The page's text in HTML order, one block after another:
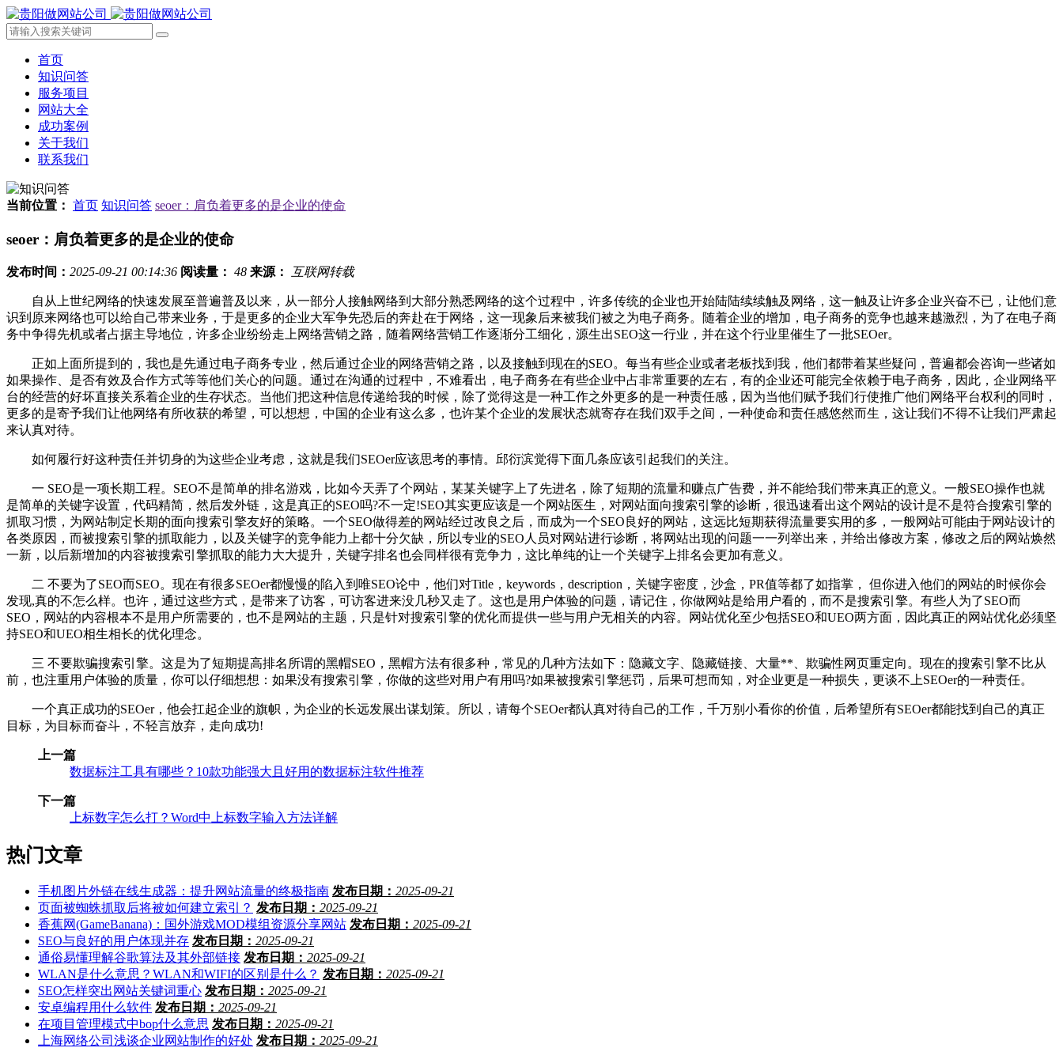
首页
知识问答
服务项目
网站大全
成功案例
关于我们
联系我们
当前位置： 首页 知识问答 seoer：肩负着更多的是企业的使命
seoer：肩负着更多的是企业的使命
发布时间： 2025-09-21 00:14:36 阅读量： 48 来源： 互联网转载
自从上世纪网络的快速发展至普遍普及以来，从一部分人接触网络到大部分熟悉网络的这个过程中，许多传统的企业也开始陆陆续续触及网络，这一触及让许多企业兴奋不已，让他们意
识到原来网络也可以给自己带来业务，于是更多的企业大军争先恐后的奔赴在于网络，这一现象后来被我们被之为电子商务。随着企业的增加，电子商务的竞争也越来越激烈，为了在电子商
务中争得先机或者占据主导地位，许多企业纷纷走上网络营销之路，随着网络营销工作逐渐分工细化，源生出SEO这一行业，并在这个行业里催生了一批SEOer。
正如上面所提到的，我也是先通过电子商务专业，然后通过企业的网络营销之路，以及接触到现在的SEO。每当有些企业或者老板找到我，他们都带着某些疑问，普遍都会咨询一些诸如
如果操作、是否有效及合作方式等等他们关心的问题。通过在沟通的过程中，不难看出，电子商务在有些企业中占非常重要的左右，有的企业还可能完全依赖于电子商务，因此，企业网络平
台的经营的好坏直接关系着企业的生存状态。当他们把这种信息传递给我的时候，除了觉得这是一种工作之外更多的是一种责任感，因为当他们赋予我们行使推广他们网络平台权利的同时，
更多的是寄予我们让他网络有所收获的希望，可以想想，中国的企业有这么多，也许某个企业的发展状态就寄存在我们双手之间，一种使命和责任感悠然而生，这让我们不得不让我们严肃起
来认真对待。
如何履行好这种责任并切身的为这些企业考虑，这就是我们SEOer应该思考的事情。邱衍滨觉得下面几条应该引起我们的关注。
一 SEO是一项长期工程。SEO不是简单的排名游戏，比如今天弄了个网站，某某关键字上了先进名，除了短期的流量和赚点广告费，并不能给我们带来真正的意义。一般SEO操作也就
是简单的关键字设置，代码精简，然后发外链，这是真正的SEO吗?不一定!SEO其实更应该是一个网站医生，对网站面向搜索引擎的诊断，很迅速看出这个网站的设计是不是符合搜索引擎的
抓取习惯，为网站制定长期的面向搜索引擎友好的策略。一个SEO做得差的网站经过改良之后，而成为一个SEO良好的网站，这远比短期获得流量要实用的多，一般网站可能由于网站设计的
各类原因，而被搜索引擎的抓取能力，以及关键字的竞争能力上都十分欠缺，所以专业的SEO人员对网站进行诊断，将网站出现的问题一一列举出来，并给出修改方案，修改之后的网站焕然
一新，以后新增加的内容被搜索引擎抓取的能力大大提升，关键字排名也会同样很有竞争力，这比单纯的让一个关键字上排名会更加有意义。
二 不要为了SEO而SEO。现在有很多SEOer都慢慢的陷入到唯SEO论中，他们对Title，keywords，description，关键字密度，沙盒，PR值等都了如指掌， 但你进入他们的网站的时候你会
发现,真的不怎么样。也许，通过这些方式，是带来了访客，可访客进来没几秒又走了。这也是用户体验的问题，请记住，你做网站是给用户看的，而不是搜索引擎。有些人为了SEO而
SEO，网站的内容根本不是用户所需要的，也不是网站的主题，只是针对搜索引擎的优化而提供一些与用户无相关的内容。网站优化至少包括SEO和UEO两方面，因此真正的网站优化必须坚
持SEO和UEO相生相长的优化理念。
三 不要欺骗搜索引擎。这是为了短期提高排名所谓的黑帽SEO，黑帽方法有很多种，常见的几种方法如下：隐藏文字、隐藏链接、大量**、欺骗性网页重定向。现在的搜索引擎不比从
前，也注重用户体验的质量，你可以仔细想想：如果没有搜索引擎，你做的这些对用户有用吗?如果被搜索引擎惩罚，后果可想而知，对企业更是一种损失，更谈不上SEOer的一种责任。
一个真正成功的SEOer，他会扛起企业的旗帜，为企业的长远发展出谋划策。所以，请每个SEOer都认真对待自己的工作，千万别小看你的价值，后希望所有SEOer都能找到自己的真正
目标，为目标而奋斗，不轻言放弃，走向成功!
上一篇
数据标注工具有哪些？10款功能强大且好用的数据标注软件推荐
下一篇
上标数字怎么打？Word中上标数字输入方法详解
热门文章
手机图片外链在线生成器：提升网站流量的终极指南 发布日期： 2025-09-21
页面被蜘蛛抓取后将被如何建立索引？ 发布日期： 2025-09-21
香蕉网(GameBanana)：国外游戏MOD模组资源分享网站 发布日期： 2025-09-21
SEO与良好的用户体现并存 发布日期： 2025-09-21
通俗易懂理解谷歌算法及其外部链接 发布日期： 2025-09-21
WLAN是什么意思？WLAN和WIFI的区别是什么？ 发布日期： 2025-09-21
SEO怎样突出网站关键词重心 发布日期： 2025-09-21
安卓编程用什么软件 发布日期： 2025-09-21
在项目管理模式中bop什么意思 发布日期： 2025-09-21
上海网络公司浅谈企业网站制作的好处 发布日期： 2025-09-21